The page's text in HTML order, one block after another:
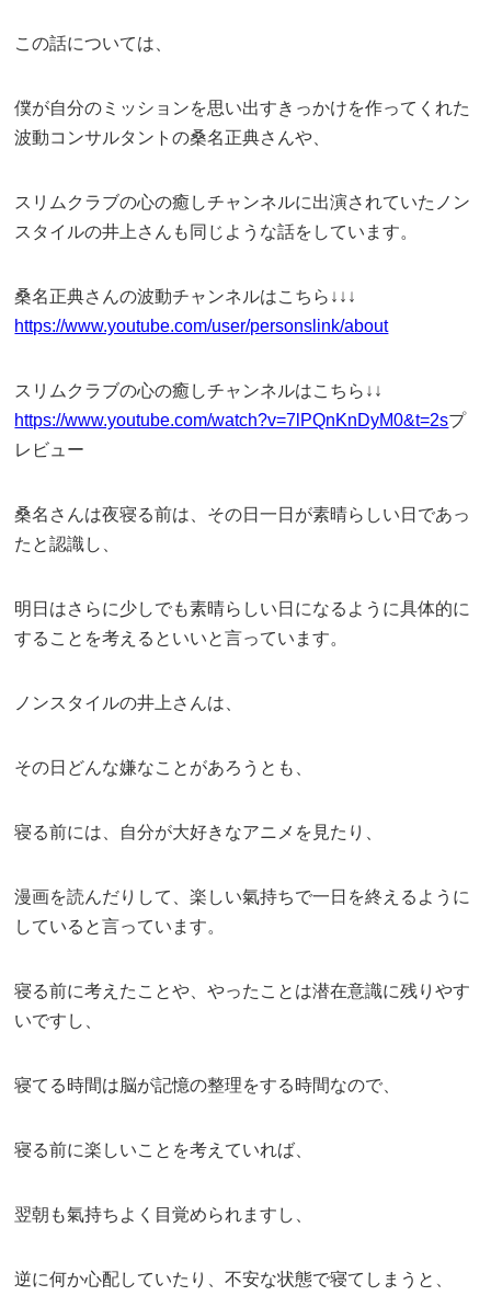
この話については、
僕が自分のミッションを思い出すきっかけを作ってくれた
波動コンサルタントの桑名正典さんや、
スリムクラブの心の癒しチャンネルに出演されていたノン
スタイルの井上さんも同じような話をしています。
桑名正典さんの波動チャンネルはこちら↓↓↓
https://www.youtube.com/user/personslink/about
スリムクラブの心の癒しチャンネルはこちら↓↓
https://www.youtube.com/watch?v=7lPQnKnDyM0&t=2sプ
レビュー
桑名さんは夜寝る前は、その日一日が素晴らしい日であっ
たと認識し、
明日はさらに少しでも素晴らしい日になるように具体的に
することを考えるといいと言っています。
ノンスタイルの井上さんは、
その日どんな嫌なことがあろうとも、
寝る前には、自分が大好きなアニメを見たり、
漫画を読んだりして、楽しい氣持ちで一日を終えるように
していると言っています。
寝る前に考えたことや、やったことは潜在意識に残りやす
いですし、
寝てる時間は脳が記憶の整理をする時間なので、
寝る前に楽しいことを考えていれば、
翌朝も氣持ちよく目覚められますし、
逆に何か心配していたり、不安な状態で寝てしまうと、